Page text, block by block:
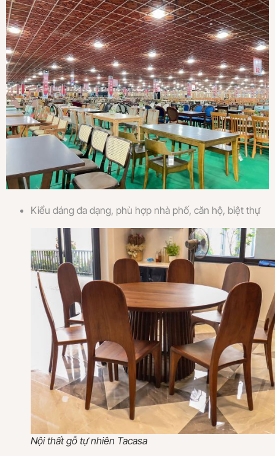
Kiểu dáng đa dạng, phù hợp nhà phố, căn hộ, biệt thự
Nội thất gỗ tự nhiên Tacasa